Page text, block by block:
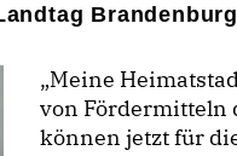
Meine
von Fördermitteln
können jetzt für